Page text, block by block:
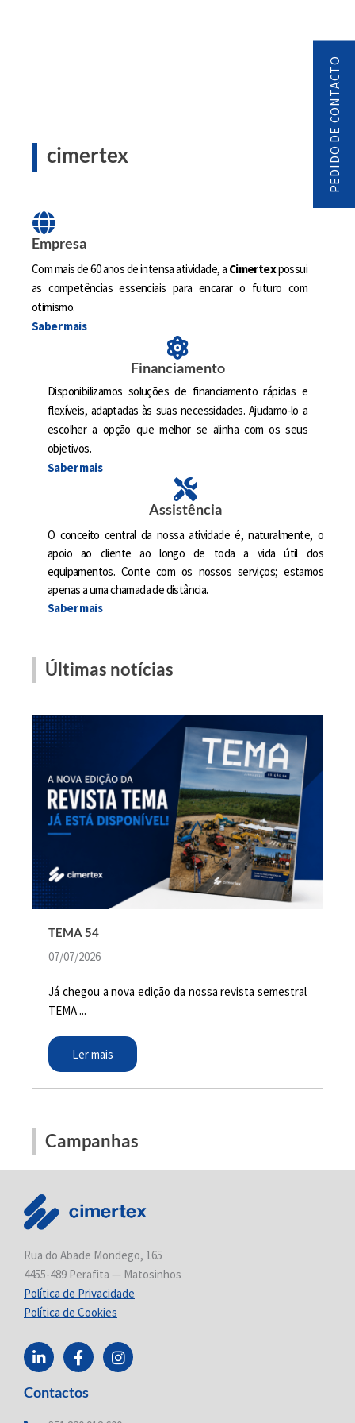
cimertex
Empresa
Com mais de 60 anos de intensa atividade, a Cimertexpossui
as competências essenciais para encarar o futuro com
otimismo.
Saber mais
Financiamento
Disponibilizamos soluções de financiamento rápidas e
flexíveis, adaptadas às suas necessidades. Ajudamo-lo a
escolher a opção que melhor se alinha com os seus
objetivos.
Saber mais
Assistência
O conceito central da nossa atividade é, naturalmente, o
apoio ao cliente ao longo de toda a vida útil dos
equipamentos. Conte com os nossos serviços; estamos
apenas a uma chamada de distância.
Saber mais
Últimas notícias
TEMA 54
07/07/2026
Já chegou a nova edição da nossa revista semestral
TEMA ...
Ler mais
S
h
o
S
l
i
d
Campanhas
Rua do Abade Mondego, 165
4455-489 Perafita — Matosinhos
Política de Privacidade
Política de Cookies
L
i
n
k
F
a
c
e
I
n
s
Contactos
PEDIDO DE CONTACTO